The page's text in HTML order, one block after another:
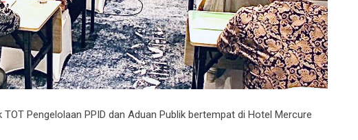
Pengelolaan PPID dan Aduan Publik bertempat di Hotel Mercure